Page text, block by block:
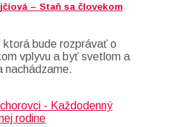
– Staň sa človekom
ktorá bude rozprávať o
vplyvu a byť svetlom a
nachádzame.